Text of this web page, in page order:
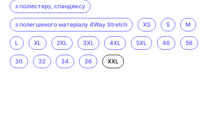
з поліестеру, спандексу
з полегшеного матеріалу 4Way Stretch XS S M
L XL 2XL 3XL 4XL 5XL 46 56
30 32 34 36 XXL